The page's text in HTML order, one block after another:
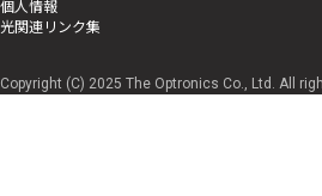
個人情報
光関連リンク集
Copyright (C) 2025 The Optronics Co., Ltd. All